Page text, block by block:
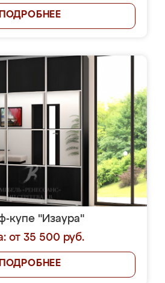
ПОДРОБНЕЕ
купе "Изаура"
от 35 500 руб.
ПОДРОБНЕЕ